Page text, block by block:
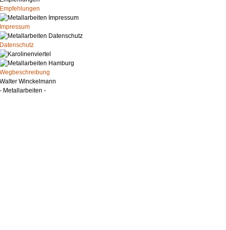
Empfehlungen
Impressum
Datenschutz
Wegbeschreibung
Walter Winckelmann
- Metallarbeiten -